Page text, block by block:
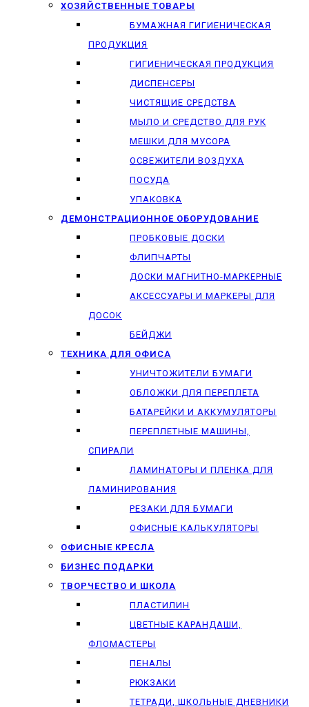
ХОЗЯЙСТВЕННЫЕ ТОВАРЫ
БУМАЖНАЯ ГИГИЕНИЧЕСКАЯ
ПРОДУКЦИЯ
ГИГИЕНИЧЕСКАЯ ПРОДУКЦИЯ
ДИСПЕНСЕРЫ
ЧИСТЯЩИЕ СРЕДСТВА
МЫЛО И СРЕДСТВО ДЛЯ РУК
МЕШКИ ДЛЯ МУСОРА
ОСВЕЖИТЕЛИ ВОЗДУХА
ПОСУДА
УПАКОВКА
ДЕМОНСТРАЦИОННОЕ ОБОРУДОВАНИЕ
ПРОБКОВЫЕ ДОСКИ
ФЛИПЧАРТЫ
ДОСКИ МАГНИТНО-МАРКЕРНЫЕ
АКСЕССУАРЫ И МАРКЕРЫ ДЛЯ
ДОСОК
БЕЙДЖИ
ТЕХНИКА ДЛЯ ОФИСА
УНИЧТОЖИТЕЛИ БУМАГИ
ОБЛОЖКИ ДЛЯ ПЕРЕПЛЕТА
БАТАРЕЙКИ И АККУМУЛЯТОРЫ
ПЕРЕПЛЕТНЫЕ МАШИНЫ,
СПИРАЛИ
ЛАМИНАТОРЫ И ПЛЕНКА ДЛЯ
ЛАМИНИРОВАНИЯ
РЕЗАКИ ДЛЯ БУМАГИ
ОФИСНЫЕ КАЛЬКУЛЯТОРЫ
ОФИСНЫЕ КРЕСЛА
БИЗНЕС ПОДАРКИ
ТВОРЧЕСТВО И ШКОЛА
ПЛАСТИЛИН
ЦВЕТНЫЕ КАРАНДАШИ,
ФЛОМАСТЕРЫ
ПЕНАЛЫ
РЮКЗАКИ
ТЕТРАДИ, ШКОЛЬНЫЕ ДНЕВНИКИ